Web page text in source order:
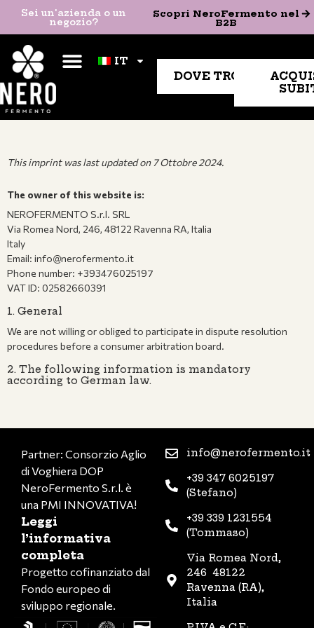
Sei un'azienda o un
negozio?
Scopri NeroFermento nel
B2B​
IT
DOVE TROVARCI
Sei un'azienda o un
negozio?
Scopri NeroFermento nel
B2B​
This imprint was last updated on 7 Ottobre 2024.
The owner of this website is:
NEROFERMENTO S.r.l. SRL
Via Romea Nord, 246, 48122 Ravenna RA, Italia
Italy
Email: info@nerofermento.it
Phone number: +393476025197
VAT ID: 02582660391
1. General
We are not willing or obliged to participate in dispute resolution
procedures before a consumer arbitration board.
2. The following information is mandatory
according to German law.
Partner: Consorzio Aglio
di Voghiera DOP
NeroFermento S.r.l. è
una PMI INNOVATIVA!
Leggi
l’informativa
completa
Progetto cofinanziato dal
Fondo europeo di
sviluppo regionale.
info@nerofermento.it
+39 347 6025197
(Stefano)
+39 339 1231554
(Tommaso)
Via Romea Nord,
246 48122
Ravenna (RA),
Italia